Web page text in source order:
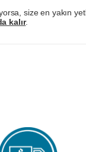
size en yakın
kalır.